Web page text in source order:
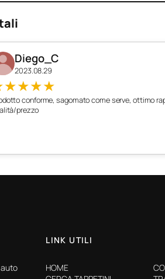
Diego_C
2023.08.29
★★★★
conforme, sagomato come serve, ottimo
prezzo
LINK UTILI
HOME